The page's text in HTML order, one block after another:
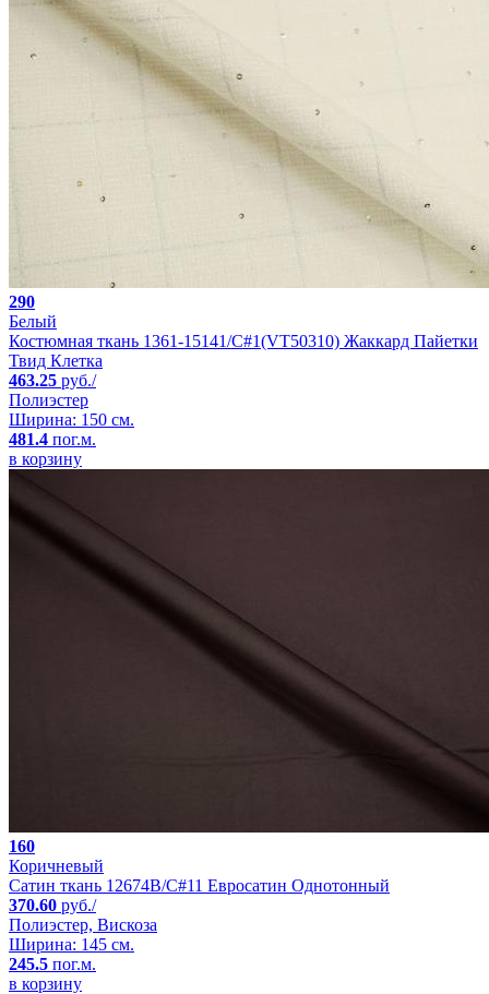
290
Белый
Костюмная ткань 1361-15141/C#1(VT50310) Жаккард Пайетки
Твид Клетка
463.25 руб./
Полиэстер
Ширина: 150 см.
481.4 пог.м.
в корзину
160
Коричневый
Сатин ткань 12674B/C#11 Евросатин Однотонный
370.60 руб./
Полиэстер, Вискоза
Ширина: 145 см.
245.5 пог.м.
в корзину